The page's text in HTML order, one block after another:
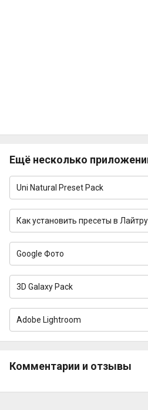
Ещё несколько
Uni Natural Preset Pack
Как установить пресеты в
Google Фото
3D Galaxy Pack
Adobe Lightroom
Комментарии и отзывы